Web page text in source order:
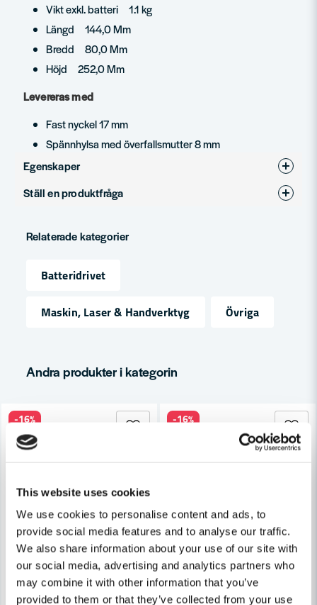
This website uses cookies
We use cookies to personalise content and ads, to
provide social media features and to analyse our traffic.
We also share information about your use of our site with
our social media, advertising and analytics partners who
may combine it with other information that you’ve
provided to them or that they’ve collected from your use
Vikt exkl. batteri 1.1 kg
Längd 144,0 Mm
Bredd 80,0 Mm
Höjd 252,0 Mm
Levereras med
Fast nyckel 17 mm
Spännhylsa med överfallsmutter 8 mm
Egenskaper
Varumärke Bosch Professional
Ställ en produktfråga
Fråga oss något om denna produkten...
Namn
Ja, ni får publicera min fråga
Skicka fråga
Relaterade kategorier
Batteridrivet
Maskin, Laser & Handverktyg
Övriga
Andra produkter i kategorin
-16% -16%